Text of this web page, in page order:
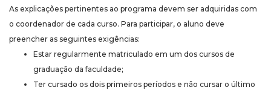
As explicações pertinentes ao programa devem ser adquiridas com
o coordenador de cada curso. Para participar, o aluno deve
preencher as seguintes exigências:
Estar regularmente matriculado em um dos cursos de
graduação da faculdade;
Ter cursado os dois primeiros períodos e não cursar o último